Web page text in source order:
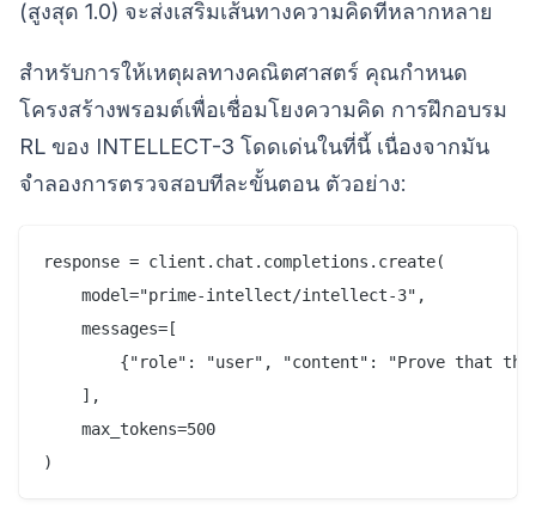
(สูงสุด 1.0) จะส่งเสริมเส้นทางความคิดที่หลากหลาย
สำหรับการให้เหตุผลทางคณิตศาสตร์ คุณกำหนด
โครงสร้างพรอมต์เพื่อเชื่อมโยงความคิด การฝึกอบรม
RL ของ INTELLECT-3 โดดเด่นในที่นี้ เนื่องจากมัน
จำลองการตรวจสอบทีละขั้นตอน ตัวอย่าง:
response = client.chat.completions.create(
    model="prime-intellect/intellect-3",
    messages=[
{"role": "user", "content": "Prove that
    ],
    max_tokens=500